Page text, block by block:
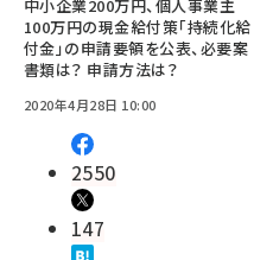
中小企業200万円、個人事業主
100万円の現金給付策「持続化給
付金」の申請要領を公表、必要案
書類は？ 申請方法は？
2020年4月28日 10:00
2550
147